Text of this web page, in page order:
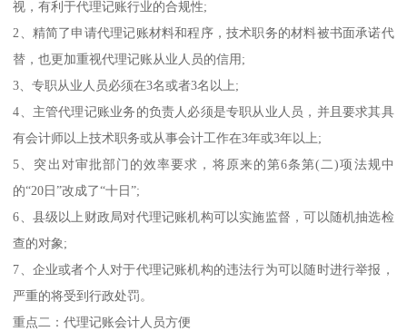
视，有利于代理记账行业的合规性;
2、精简了申请代理记账材料和程序，技术职务的材料被书面承诺代
替，也更加重视代理记账从业人员的信用;
3、专职从业人员必须在3名或者3名以上;
4、主管代理记账业务的负责人必须是专职从业人员，并且要求其具
有会计师以上技术职务或从事会计工作在3年或3年以上;
5、突出对审批部门的效率要求，将原来的第6条第(二)项法规中
的“20日”改成了“十日”;
6、县级以上财政局对代理记账机构可以实施监督，可以随机抽选检
查的对象;
7、企业或者个人对于代理记账机构的违法行为可以随时进行举报，
严重的将受到行政处罚。
重点二：代理记账会计人员方便